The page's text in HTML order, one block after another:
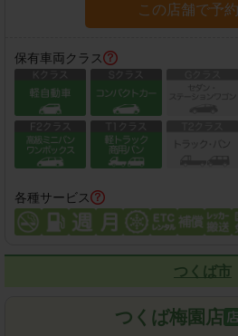
この店舗で予
保有車両クラス
各種サービス
つくば市
つくば梅園店